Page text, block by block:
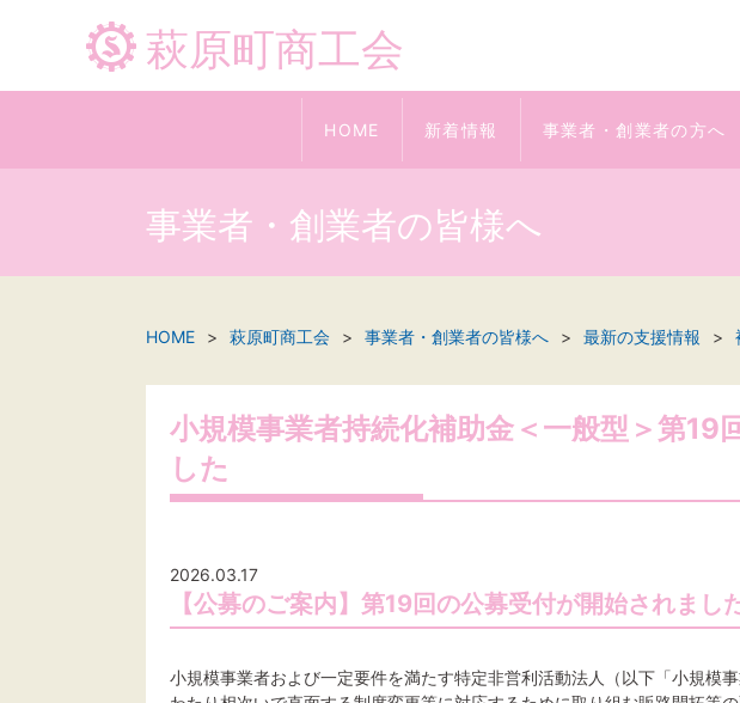
萩原町商工会
HOME 新着情報 事業者・創業者の方へ
事業者・創業者の皆様へ
HOME 萩原町商工会 事業者・創業者の皆様へ 最新の支援情報
小規模事業者持続化補助金＜一般型＞第19
した
2026.03.17
【公募のご案内】第19回の公募受付が開始されまし
小規模事業者および一定要件を満たす特定非営利活動法人（以下「小規模